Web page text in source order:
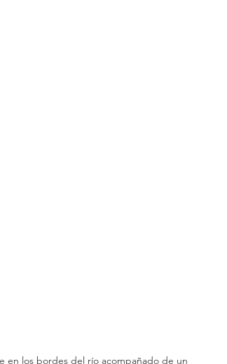
en los bordes del río acompañado de un